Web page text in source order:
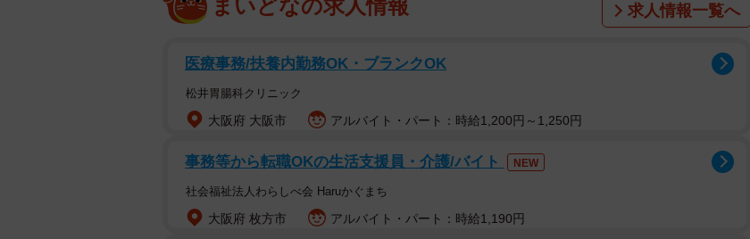
まいどなの求人情報 求人情報一覧へ
医療事務/扶養内勤務OK・ブランクOK
松井胃腸科クリニック
大阪府 大阪市 アルバイト・パート：時給1,200円～1,250円
事務等から転職OKの生活支援員・介護/バイト NEW
社会福祉法人わらしべ会 Haruかぐまち
大阪府 枚方市 アルバイト・パート：時給1,190円